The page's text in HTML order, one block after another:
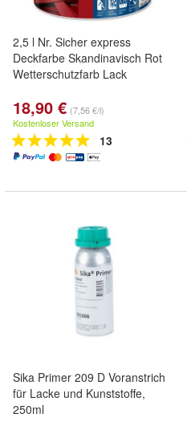
2,5 l Nr. Sicher express
Deckfarbe Skandinavisch Rot
Wetterschutzfarb Lack
18,90 € (7,56 €/l)
Kostenloser Versand
13
Sika Primer 209 D Voranstrich
für Lacke und Kunststoffe,
250ml